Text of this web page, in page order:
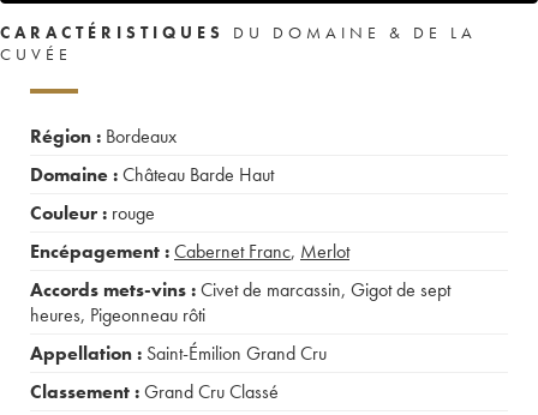
CARACTÉRISTIQUES
DU DOMAINE & DE LA
CUVÉE
Région : Bordeaux
Domaine :Château Barde Haut
Couleur : rouge
Encépagement :Cabernet Franc, Merlot
Accords mets-vins :Civet de marcassin, Gigot de sept
heures, Pigeonneau rôti
Appellation : Saint-Émilion Grand Cru
Classement :Grand Cru Classé